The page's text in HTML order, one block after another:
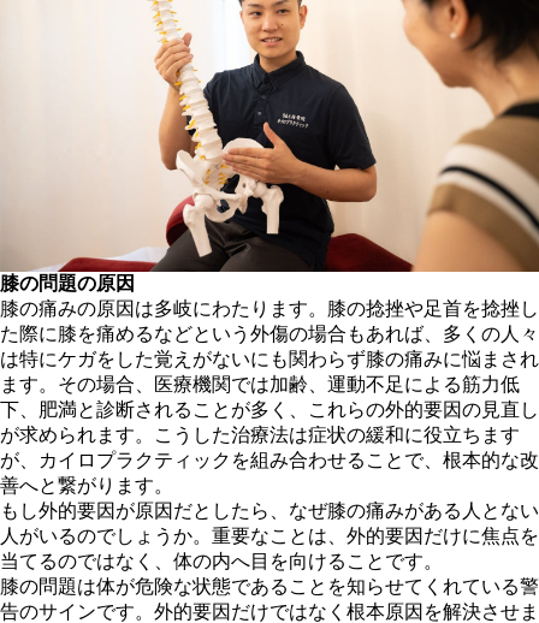
膝の問題の原因
膝の痛みの原因は多岐にわたります。膝の捻挫や足首を捻挫し
た際に膝を痛めるなどという外傷の場合もあれば、多くの人々
は特にケガをした覚えがないにも関わらず膝の痛みに悩まされ
ます。その場合、医療機関では加齢、運動不足による筋力低
下、肥満と診断されることが多く、これらの外的要因の見直し
が求められます。こうした治療法は症状の緩和に役立ちます
が、カイロプラクティックを組み合わせることで、根本的な改
善へと繋がります。
もし外的要因が原因だとしたら、なぜ膝の痛みがある人とない
人がいるのでしょうか。重要なことは、外的要因だけに焦点を
当てるのではなく、体の内へ目を向けることです。
膝の問題は体が危険な状態であることを知らせてくれている警
告のサインです。外的要因だけではなく根本原因を解決させま